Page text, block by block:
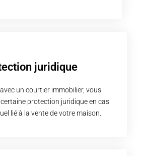
juridique
un courtier immobilier, vous
protection juridique en cas
lié à la vente de votre maison.